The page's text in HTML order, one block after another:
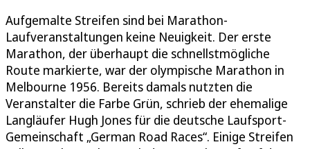
Aufgemalte Streifen sind bei Marathon-
Laufveranstaltungen keine Neuigkeit. Der erste
Marathon, der überhaupt die schnellstmögliche
Route markierte, war der olympische Marathon in
Melbourne 1956. Bereits damals nutzten die
Veranstalter die Farbe Grün, schrieb der ehemalige
Langläufer Hugh Jones für die deutsche Laufsport-
Gemeinschaft „German Road Races“. Einige Streifen